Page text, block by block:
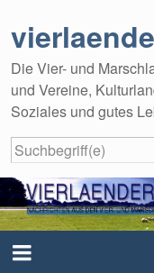
Die Vier- und
und Vereine,
Soziales und gutes